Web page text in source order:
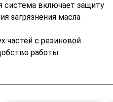
система включает защиту
загрязнения масла
частей с резиновой
работы